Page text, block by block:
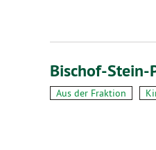
Bischof-
Aus der Fraktion